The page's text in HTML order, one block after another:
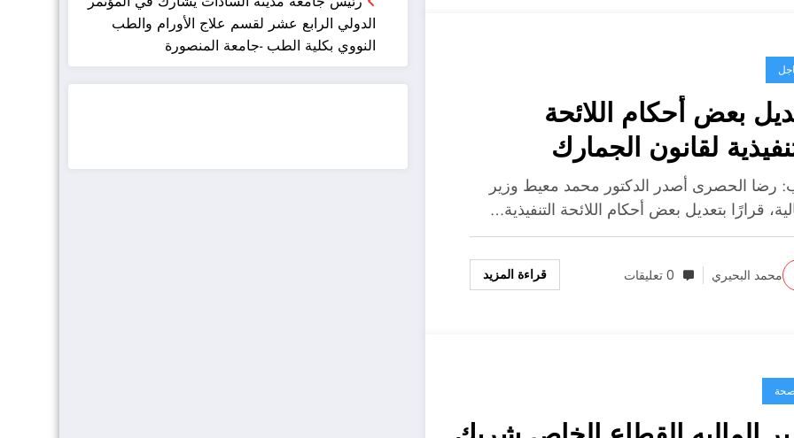
بعض أحكام اللائحة
لقانون الجمارك
رضا الحصرى أصدر الدكتور محمد معيط وزير
قرارًا بتعديل بعض أحكام اللائحة التنفيذية…
محمد البحيري 0 تعليقات قراءة المزيد
الدولي الرابع عشر لقسم علاج الأورام والطب
النووي بكلية الطب -جامعة المنصورة